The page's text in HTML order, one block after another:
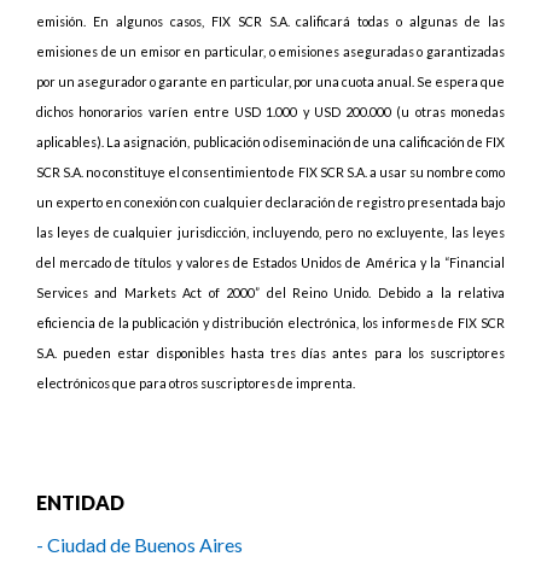
emisión. En algunos casos, FIX SCR S.A. calificará todas o algunas de las
emisiones de un emisor en particular, o emisiones aseguradas o garantizadas
por un asegurador o garante en particular, por una cuota anual. Se espera que
dichos honorarios varíen entre USD 1.000 y USD 200.000 (u otras monedas
aplicables). La asignación, publicación o diseminación de una calificación de FIX
SCR S.A. no constituye el consentimiento de FIX SCR S.A. a usar su nombre como
un experto en conexión con cualquier declaración de registro presentada bajo
las leyes de cualquier jurisdicción, incluyendo, pero no excluyente, las leyes
del mercado de títulos y valores de Estados Unidos de América y la “Financial
Services and Markets Act of 2000” del Reino Unido. Debido a la relativa
eficiencia de la publicación y distribución electrónica, los informes de FIX SCR
S.A. pueden estar disponibles hasta tres días antes para los suscriptores
electrónicos que para otros suscriptores de imprenta.
ENTIDAD
- Ciudad de Buenos Aires